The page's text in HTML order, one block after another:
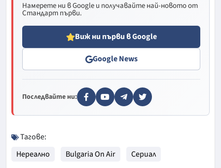
Намерете ни в Google и получавайте най-новото от
Стандарт първи.
Виж ни първи в Google
Google News
Последвайте ни:
Тагове:
Нереално
Bulgaria On Air Сериал